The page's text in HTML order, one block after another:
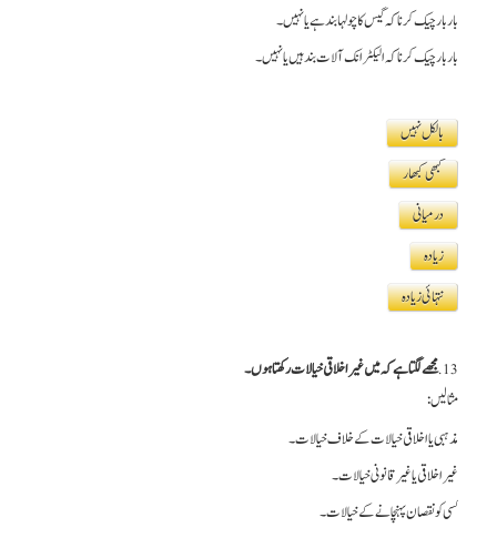
بار بار چیک کرنا کہ گیس کا چولہا بند ہے یا نہیں۔
بار بار چیک کرنا کہ الیکٹرانک آلات بند ہیں یا نہیں۔
بالکل نہیں
کبھی کبھار
درمیانی
زیادہ
نتہائی زیادہ
13. مجھے لگتا ہے کہ میں غیر اخلاقی خیالات رکھتا ہوں۔
مثالیں:
مذہبی یا اخلاقی خیالات کے خلاف خیالات۔
غیر اخلاقی یا غیر قانونی خیالات۔
کسی کو نقصان پہنچانے کے خیالات۔